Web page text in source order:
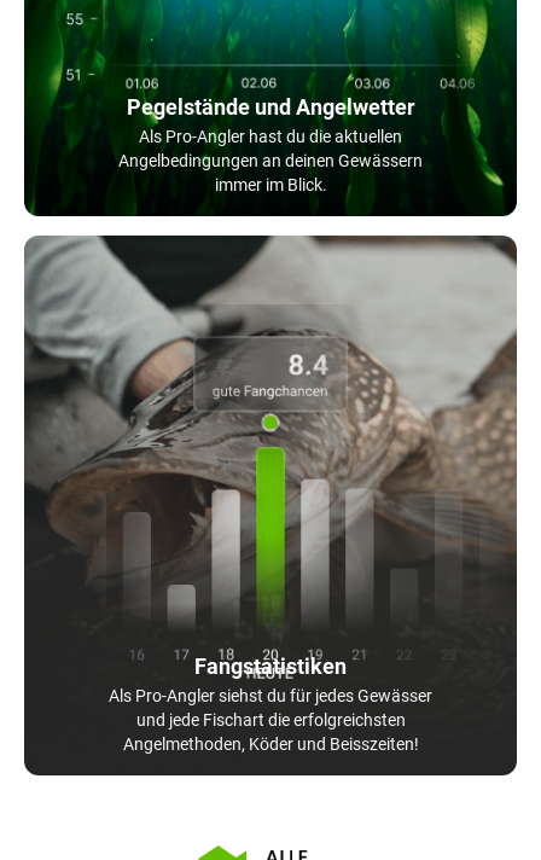
Pegelstände und Angelwetter
Als Pro-Angler hast du die aktuellen
Angelbedingungen an deinen Gewässern
immer im Blick.
Fangstatistiken
Als Pro-Angler siehst du für jedes Gewässer
und jede Fischart die erfolgreichsten
Angelmethoden, Köder und Beisszeiten!